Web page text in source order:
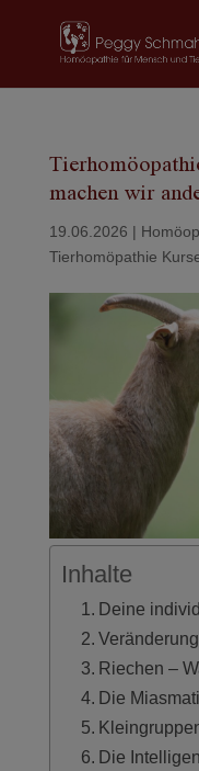
machen wir
19.06.2026 |
Tierhomöpathie
Inhalte
Deine
Riechen –
Die
Die